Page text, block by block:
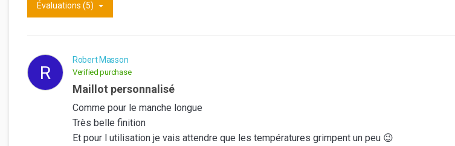
Évaluations (5)
R
Robert Masson
Verified purchase
Maillot personnalisé
Comme pour le manche longue
Très belle finition
Et pour l utilisation je vais attendre que les températures grimpent un peu 😉